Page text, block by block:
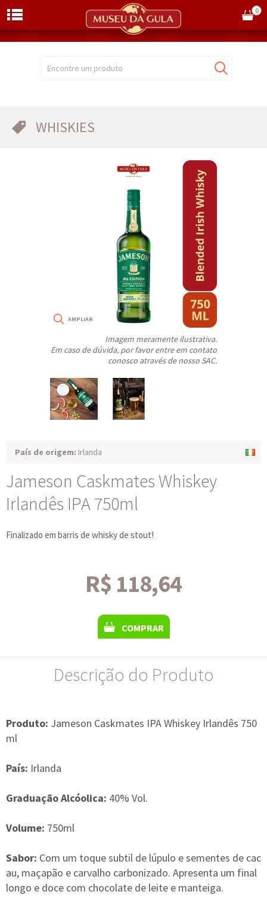
Encontre um produto
0
WHISKIES
Imagem meramente ilustrativa.
Em caso de dúvida, por favor entre em contato
conosco através de nosso SAC.
País de origem: Irlanda
Jameson Caskmates Whiskey
Irlandês IPA 750ml
Finalizado em barris de whisky de stout!
R$ 118,64
COMPRAR
Descrição do Produto
Produto: Jameson Caskmates IPA Whiskey Irlandês 750
ml
País: Irlanda
Graduação Alcóolica: 40% Vol.
Volume: 750ml
Sabor: Com um toque subtil de lúpulo e sementes de cac
au, maçapão e carvalho carbonizado. Apresenta um final
longo e doce com chocolate de leite e manteiga.